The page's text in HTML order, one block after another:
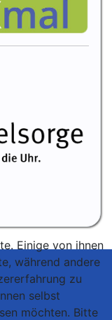
Einige von ihnen
während andere
zu
selbst
möchten. Bitte